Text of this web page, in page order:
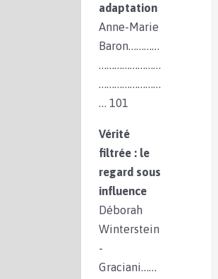
adaptation
Anne-Marie
Baron…………
……………………
……………………
… 101
Vérité
filtrée : le
regard sous
influence
Déborah
Winterstein
-
Graciani……